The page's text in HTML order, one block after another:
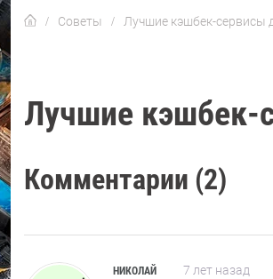
Советы Лучшие кэшбек-сервисы
Лучшие кэшбек-
Комментарии (2)
НИКОЛАЙ 7 лет назад